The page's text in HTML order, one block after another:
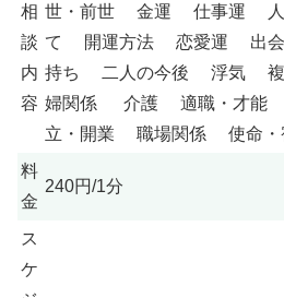
相
談
内
容
世・前世 金運 仕事運
て 開運方法 恋愛運 出
持ち 二人の今後 浮気
婦関係 介護 適職・才能
立・開業 職場関係 使命・
料
金
240円/1分
ス
ケ